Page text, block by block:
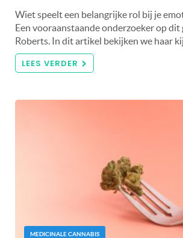
Wiet speelt een belangrijke rol bij je
Een vooraanstaande onderzoeker op dit
Roberts. In dit artikel bekijken we haar
LEES VERDER
MEDICINALE CANNABIS